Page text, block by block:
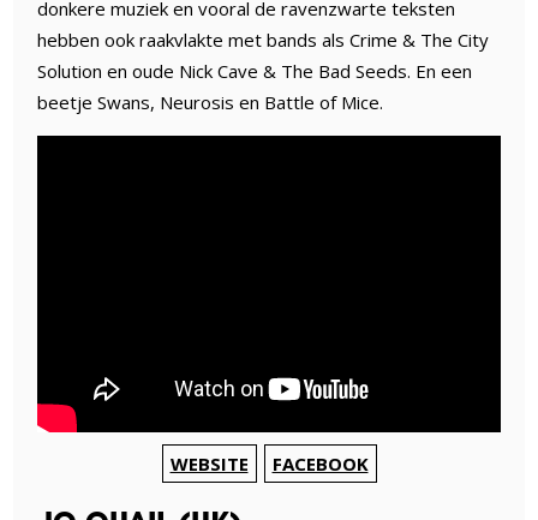
donkere muziek en vooral de ravenzwarte teksten
hebben ook raakvlakte met bands als Crime & The City
Solution en oude Nick Cave & The Bad Seeds. En een
beetje Swans, Neurosis en Battle of Mice.
WEBSITE FACEBOOK